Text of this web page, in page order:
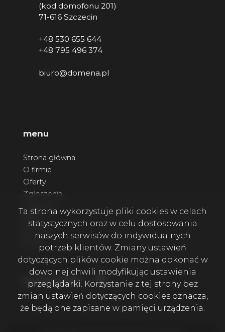
(kod domofonu 201)
71-616 Szczecin
+48 530 655 644
+48 795 496 374
biuro@domena.pl
menu
Strona główna
O firmie
Oferty
Zgłoszenia
Kontakt
social media Facebook
Ta strona wykorzystuje pliki cookies w celach
statystycznych oraz w celu dostosowania
naszych serwisów do indywidualnych
potrzeb klientów. Zmiany ustawień
dotyczących plików cookie można dokonać w
dowolnej chwili modyfikując ustawienia
przeglądarki. Korzystanie z tej strony bez
zmian ustawień dotyczących cookies oznacza,
że będą one zapisane w pamięci urządzenia.